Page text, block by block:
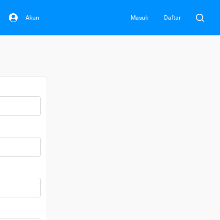
Akun Masuk Daftar